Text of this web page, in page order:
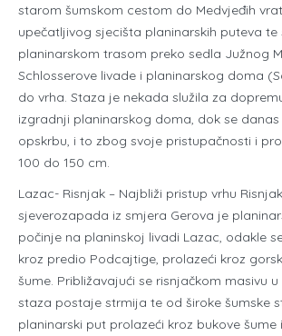
starom šumskom cestom do Medvjeđih
upečatljivog sjecišta planinarskih puteva te
planinarskom trasom preko sedla Južnog
Schlosserove livade i planinarskog doma
do vrha. Staza je nekada služila za
izgradnji planinarskog doma, dok se danas
opskrbu, i to zbog svoje pristupačnosti i
100 do 150 cm.
Lazac- Risnjak – Najbliži pristup vrhu
sjeverozapada iz smjera Gerova je
počinje na planinskoj livadi Lazac, odakle
kroz predio Podcajtige, prolazeći kroz
šume. Približavajući se risnjačkom masivu u
staza postaje strmija te od široke šumske
planinarski put prolazeći kroz bukove